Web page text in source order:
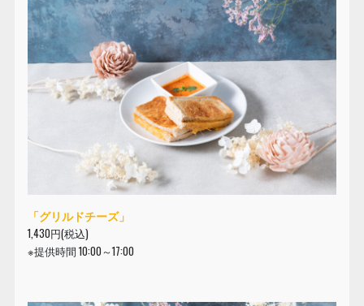
「グリルドチーズ」
1,430円(税込)
※提供時間 10:00～17:00